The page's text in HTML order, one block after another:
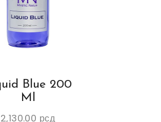
Blue 200
Ml
2,130.00 рсд